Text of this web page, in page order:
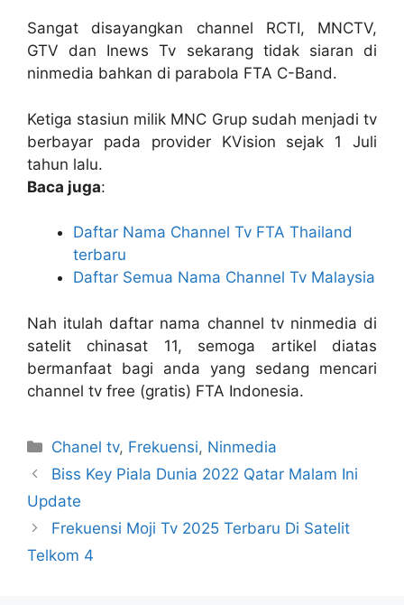
Sangat disayangkan channel RCTI, MNCTV,
GTV dan Inews Tv sekarang tidak siaran di
ninmedia bahkan di parabola FTA C-Band.
Ketiga stasiun milik MNC Grup sudah menjadi tv
berbayar pada provider KVision sejak 1 Juli
tahun lalu.
Baca juga:
Daftar Nama Channel Tv FTA Thailand
terbaru
Daftar Semua Nama Channel Tv Malaysia
Nah itulah daftar nama channel tv ninmedia di
satelit chinasat 11, semoga artikel diatas
bermanfaat bagi anda yang sedang mencari
channel tv free (gratis) FTA Indonesia.
Categories
Chanel tv, Frekuensi, Ninmedia
Biss Key Piala Dunia 2022 Qatar Malam Ini
Update
Frekuensi Moji Tv 2025 Terbaru Di Satelit
Telkom 4